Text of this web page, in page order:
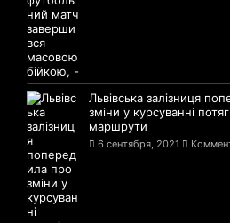
Львівська залізниця
зміни у курсуванні
маршрути
6 сентября, 2021